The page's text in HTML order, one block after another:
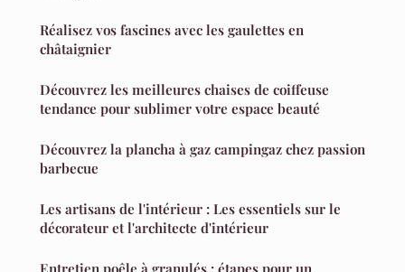
Réalisez vos fascines avec les gaulettes en
châtaignier
Découvrez les meilleures chaises de coiffeuse
tendance pour sublimer votre espace beauté
Découvrez la plancha à gaz campingaz chez passion
barbecue
Les artisans de l'intérieur : Les essentiels sur le
décorateur et l'architecte d'intérieur